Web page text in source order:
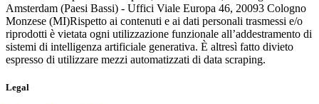
Amsterdam (Paesi Bassi) - Uffici Viale Europa 46, 20093 Cologno
Monzese (MI)Rispetto ai contenuti e ai dati personali trasmessi e/o
riprodotti è vietata ogni utilizzazione funzionale all’addestramento di
sistemi di intelligenza artificiale generativa. È altresì fatto divieto
espresso di utilizzare mezzi automatizzati di data scraping.
Legal